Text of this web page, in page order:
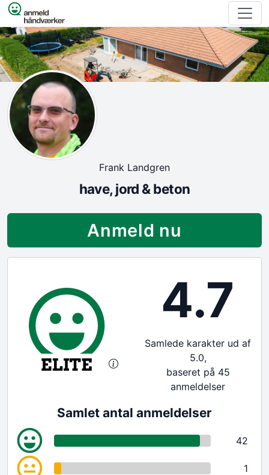
Spring til indhold
Frank Landgren
have, jord & beton
Anmeld nu
4.7
Samlede karakter ud af
5.0,
baseret på 45
anmeldelser
Samlet antal anmeldelser
42
1